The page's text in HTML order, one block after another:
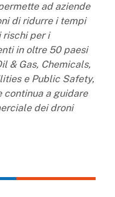
ad aziende
di ridurre i tempi
rischi per i
in oltre 50 paesi
& Gas, Chemicals,
e Public Safety,
a guidare
dei droni